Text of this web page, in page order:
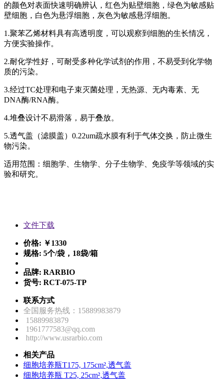
的颜色对表面快速明确辨认，红色为贴壁细胞，绿色为敏感贴
壁细胞，白色为悬浮细胞，灰色为敏感悬浮细胞。
1.聚苯乙烯材料具有高透明度，可以观察到细胞的生长情况，
方便实验操作。
2.耐化学性好，可耐受多种化学试剂的作用，不易受到化学物
质的污染。
3.经过TC处理和电子束灭菌处理，无热源、无内毒素、无
DNA酶/RNA酶。
4.堆叠设计不易滑落，易于叠放。
5.透气盖（滤膜盖）0.22um疏水膜有利于气体交换，防止微生
物污染。
适用范围：细胞学、生物学、分子生物学、免疫学等领域的实
验和研究。
文件下载
价格: ￥1330
规格: 5个/袋，18袋/箱
品牌: RARBIO
货号: RCT-075-TP
联系方式
全国服务热线：15889983879
15889983879
1961777583@qq.com
http://www.usrarbio.com
相关产品
细胞培养瓶T175, 175cm²,透气盖
细胞培养瓶 T25, 25cm²,透气盖